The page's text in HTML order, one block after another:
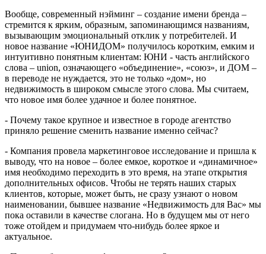
Вообще, современный нэйминг – создание имени бренда –
стремится к ярким, образным, запоминающимся названиям,
вызывающим эмоциональный отклик у потребителей. И
новое название «ЮНИДОМ» получилось коротким, емким и
интуитивно понятным клиентам: ЮНИ - часть английского
слова – union, означающего «объединение», «союз», и ДОМ –
в переводе не нуждается, это не только «дом», но
недвижимость в широком смысле этого слова. Мы считаем,
что новое имя более удачное и более понятное.
- Почему такое крупное и известное в городе агентство
приняло решение сменить название именно сейчас?
- Компания провела маркетинговое исследование и пришла к
выводу, что на новое – более емкое, короткое и «динамичное»
имя необходимо переходить в это время, на этапе открытия
дополнительных офисов. Чтобы не терять наших старых
клиентов, которые, может быть, не сразу узнают о новом
наименовании, бывшее название «Недвижимость для Вас» мы
пока оставили в качестве слогана. Но в будущем мы от него
тоже отойдем и придумаем что-нибудь более яркое и
актуальное.